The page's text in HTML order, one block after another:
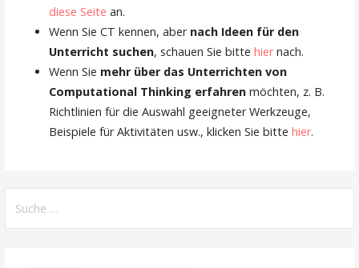
diese Seite an.
Wenn Sie CT kennen, aber nach Ideen für den
Unterricht suchen, schauen Sie bitte hiernach.
Wenn Sie mehr über das Unterrichten von
Computational Thinking erfahrenmöchten, z. B.
Richtlinien für die Auswahl geeigneter Werkzeuge,
Beispiele für Aktivitäten usw., klicken Sie bitte hier.
nach: